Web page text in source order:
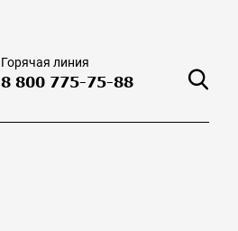
Горячая линия
8 800 775-75-88